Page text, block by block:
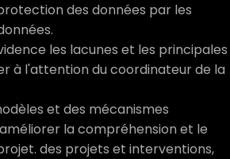
des données par les
les lacunes et les principales
à l'attention du coordinateur de la
et des mécanismes
la compréhension et le
des projets et interventions,